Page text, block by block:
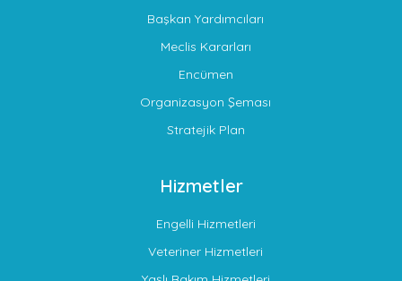
Başkan Yardımcıları
Meclis Kararları
Encümen
Organizasyon Şeması
Stratejik Plan
Hizmetler
Engelli Hizmetleri
Veteriner Hizmetleri